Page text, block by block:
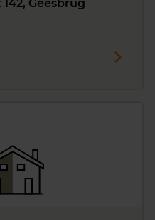
Geesbrug